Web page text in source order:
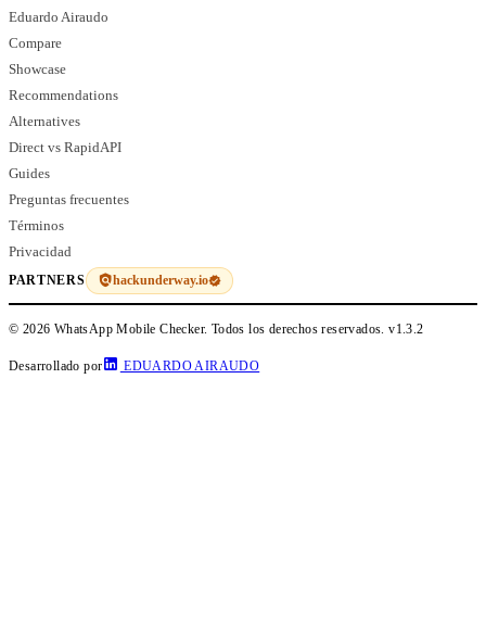
Eduardo Airaudo
Compare
Showcase
Recommendations
Alternatives
Direct vs RapidAPI
Guides
Preguntas frecuentes
Términos
Privacidad
PARTNERS hackunderway.io
© 2026 WhatsApp Mobile Checker. Todos los derechos reservados.v1.3.2
Desarrollado por EDUARDO AIRAUDO